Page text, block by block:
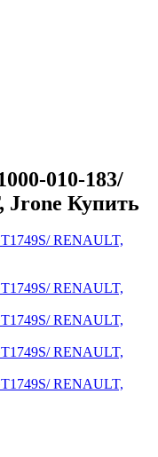
010-183/
Jrone Купить